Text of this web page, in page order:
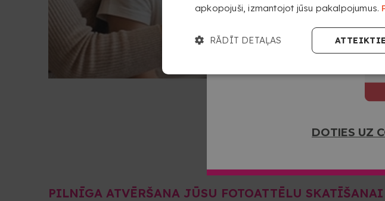
DOTIES UZ
DOTIES UZ
PILNĪGA ATVĒRŠANA JŪSU FOTOATTĒLU SKATĪŠANAI
apkopojuši, izmantojot jūsu pakalpojumus.
RĀDĪT DETAĻAS